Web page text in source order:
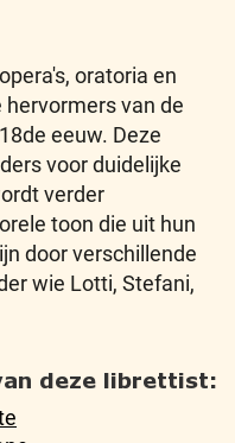
oratoria en
van de
eeuw. Deze
voor duidelijke
verder
toon die uit hun
door verschillende
wie Lotti, Stefani,
deze librettist: